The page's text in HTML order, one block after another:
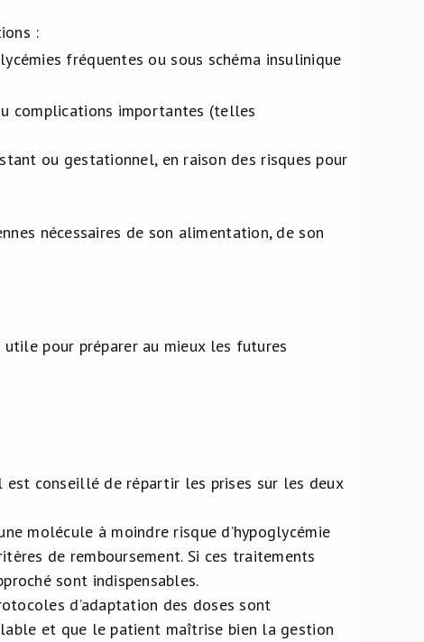
:
fréquentes ou sous schéma insulinique
complications importantes (telles
ou gestationnel, en raison des risques pour
nécessaires de son alimentation, de son
pour préparer au mieux les futures
est conseillé de répartir les prises sur les deux
molécule à moindre risque d’hypoglycémie
de remboursement. Si ces traitements
sont indispensables.
d’adaptation des doses sont
et que le patient maîtrise bien la gestion